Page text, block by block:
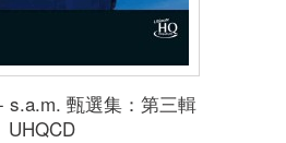
s.a.m. 甄選集：第三輯
UHQCD